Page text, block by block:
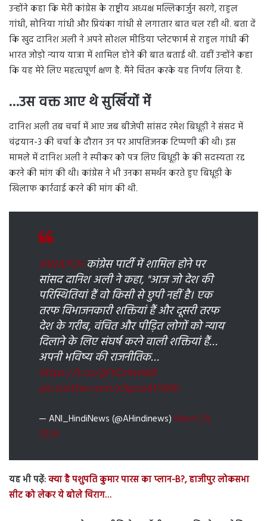
उन्होंने कहा कि मेरी कांग्रेस के राष्ट्रीय अध्यक्ष मल्लिकार्जुन खरगे, राहुल
गांधी, सोनिया गांधी और प्रियंका गांधी से लगातार बात चल रही थी. बता दें
कि खुद दानिश अली ने अपने सोशल मीडिया प्लेटफार्म से राहुल गांधी की
भारत जोड़ो न्याय यात्रा में शामिल होने की बात बताई थी. वहीं उन्होंने कहा
कि यह मेरे लिए महत्वपूर्ण क्षण है. मैंने चिंतन करके यह निर्णय लिया है.
…उस वक्त आए थे सुर्खियों में
दानिश अली तब चर्चा में आए जब बीजेपी सांसद रमेश बिधूड़ी ने संसद में
चंद्रयान-3 की चर्चा के दौरान उन पर आपत्तिजनक टिप्पणी की थी। इस
मामले में दानिश अली ने स्पीकर को पत्र लिए बिधूड़ी के की सदस्यता रद्द
करने की मांग की थी। कांग्रेस ने भी उनका समर्थन करते हुए बिधूड़ी के
खिलाफ कार्रवाई करने की मांग की थी.
#WATCHकांग्रेस पार्टी में शामिल होने पर
सांसद दानिश अली ने कहा, "आज जो देश की
परिस्थितियां हैं वो किसी से छुपी नहीं है। एक
तरफ विभाजनकारी शक्तियां हैं और दूसरी तरफ
देश के गरीब, वंचित और पीड़ित लोगों को न्याय
दिलाने के लिए संघर्ष करने वाली शक्तियां हैं…
अपनी भविष्य की राजनीतिक…
https://t.co/gFtCzlwnb8
pic.twitter.com/xSpzo6VW6r
— ANI_HindiNews (@AHindinews) March 20,
2024
यह भी पढ़ें:क्या है पशुपति कुमार पारस का प्लान-B?, हाजीपुर लोकसभा
सीट को लेकर ये बोले चिराग…